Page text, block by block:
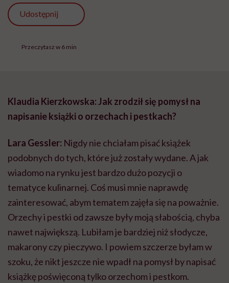
Udostępnij
Przeczytasz w 6 min
Klaudia Kierzkowska: Jak zrodził się pomysł na
napisanie książki o orzechach i pestkach?
Lara Gessler: Nigdy nie chciałam pisać książek
podobnych do tych, które już zostały wydane. A jak
wiadomo na rynku jest bardzo dużo pozycji o
tematyce kulinarnej. Coś musi mnie naprawdę
zainteresować, abym tematem zajęła się na poważnie.
Orzechy i pestki od zawsze były moją słabością, chyba
nawet największą. Lubiłam je bardziej niż słodycze,
makarony czy pieczywo. I powiem szczerze byłam w
szoku, że nikt jeszcze nie wpadł na pomysł by napisać
książkę poświęconą tylko orzechom i pestkom.